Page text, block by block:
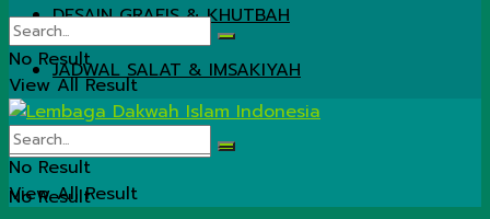
DESAIN GRAFIS & KHUTBAH
JADWAL SALAT & IMSAKIYAH
No Result
No Result
View All Result
No Result
View All Result